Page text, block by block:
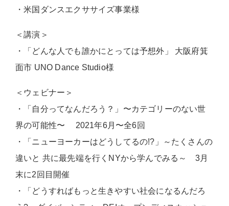
・米国ダンスエクササイズ事業様
＜講演＞
・「どんな人でも誰かにとっては予想外」 大阪府箕
面市 UNO Dance Studio様
＜ウェビナー＞
・「自分ってなんだろう？」〜カテゴリーのない世
界の可能性〜 2021年6月〜全6回
・「ニューヨーカーはどうしてるの!?」～たくさんの
違いと 共に最先端を行くNYから学んでみる～ 3月
末に2回目開催
・「どうすればもっと生きやすい社会になるんだろ